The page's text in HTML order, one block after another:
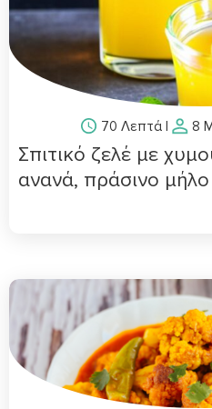
70 Λεπτά| 8
Σπιτικό ζελέ με
ανανά, πράσινο